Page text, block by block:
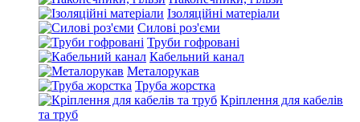
Ізоляційні матеріали
Силові роз'єми
Труби гофровані
Кабельний канал
Металорукав
Труба жорстка
Кріплення для кабелів
та труб